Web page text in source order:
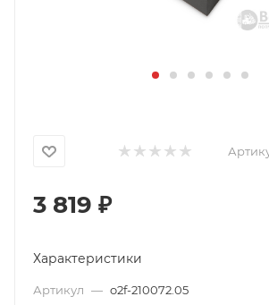
3 819 ₽
Характеристики
Артикул — o2f-210072.05